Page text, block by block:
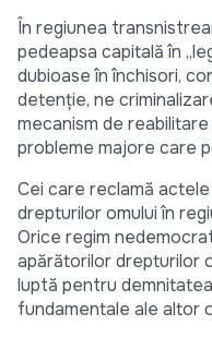
În regiunea
pedeapsa capitală în
dubioase în închisori,
detenție, ne
mecanism de
probleme majore care
Cei care reclamă
drepturilor omului în
Orice regim
apărătorilor drepturilor
luptă pentru
fundamentale ale altor